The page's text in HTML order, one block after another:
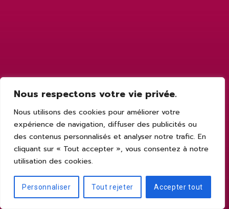
Nous respectons votre vie privée.
Nous utilisons des cookies pour améliorer votre
expérience de navigation, diffuser des publicités ou
des contenus personnalisés et analyser notre trafic. En
cliquant sur « Tout accepter », vous consentez à notre
utilisation des cookies.
Personnaliser Tout rejeter Accepter tout
2412, Boul. curé-labelle, St-Jérôme,